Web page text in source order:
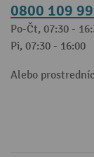
0800 109
Po-Čt, 07:30 -
Pi, 07:30 - 16:00
Alebo